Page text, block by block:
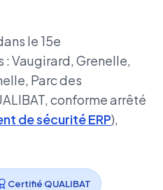
le 15e
Vaugirard, Grenelle,
Parc des
conforme arrêté
de sécurité ERP),
Certifié QUALIBAT